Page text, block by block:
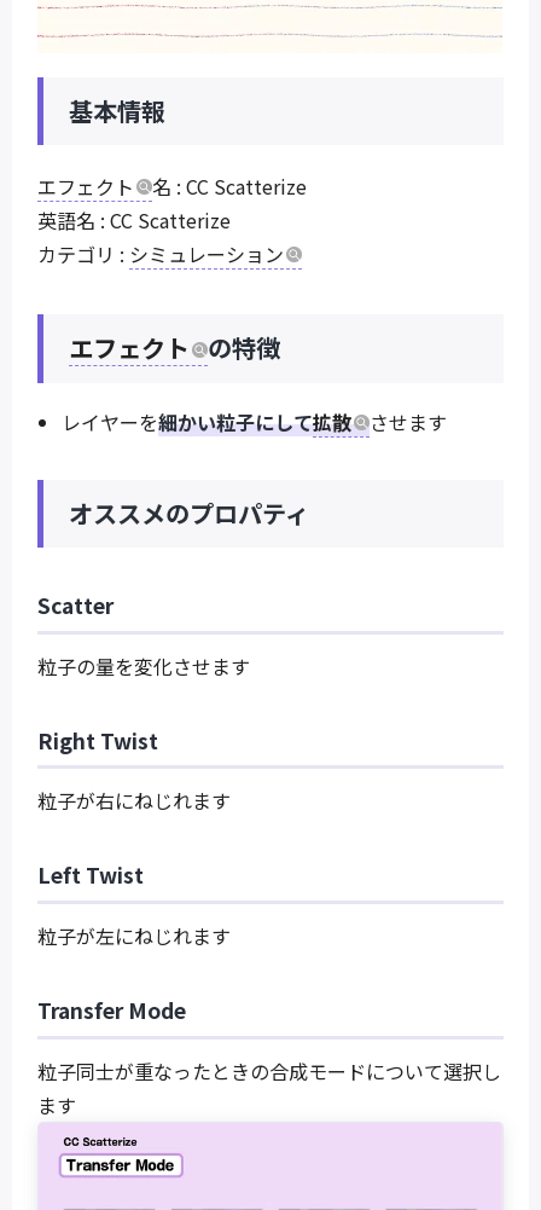
基本情報
エフェクト
名 : CC Scatterize
英語名 : CC Scatterize
カテゴリ : シミュレーション
エフェクト の特徴
レイヤーを細かい粒子にして拡散 させます
オススメのプロパティ
Scatter
粒子の量を変化させます
Right Twist
粒子が右にねじれます
Left Twist
粒子が左にねじれます
Transfer Mode
粒子同士が重なったときの合成モードについて選択し
ます